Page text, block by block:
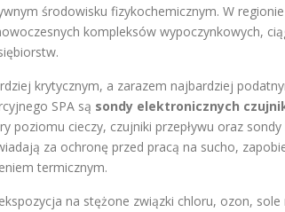
środowisku fizykochemicznym. W
kompleksów wypoczynkowych,
krytycznym, a zarazem najbardziej
SPA są sondy elektronicznych
poziomu cieczy, czujniki przepływu oraz
za ochronę przed pracą na sucho,
termicznym.
ekspozycja na stężone związki chloru, ozon,